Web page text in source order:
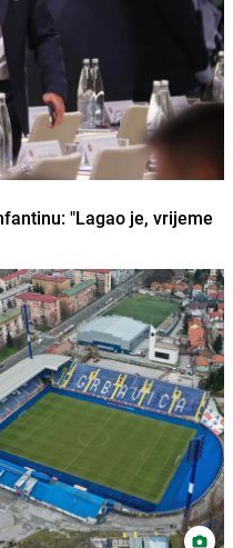
"Lagao je, vrijeme